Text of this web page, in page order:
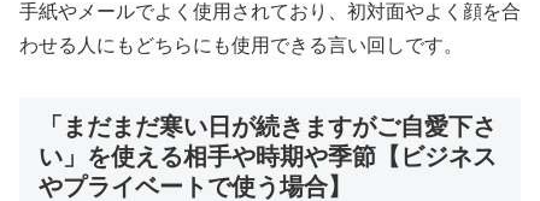
手紙やメールでよく使用されており、初対面やよく顔を合
わせる人にもどちらにも使用できる言い回しです。
「まだまだ寒い日が続きますがご自愛下さ
い」を使える相手や時期や季節【ビジネス
やプライベートで使う場合】